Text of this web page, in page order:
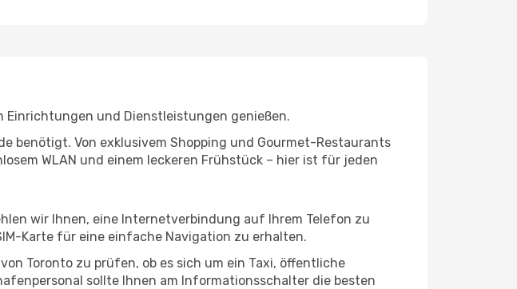
Einrichtungen und Dienstleistungen genießen.
benötigt. Von exklusivem Shopping und Gourmet-Restaurants
WLAN und einem leckeren Frühstück – hier ist für jeden
wir Ihnen, eine Internetverbindung auf Ihrem Telefon zu
Karte für eine einfache Navigation zu erhalten.
Toronto zu prüfen, ob es sich um ein Taxi, öffentliche
sollte Ihnen am Informationsschalter die besten